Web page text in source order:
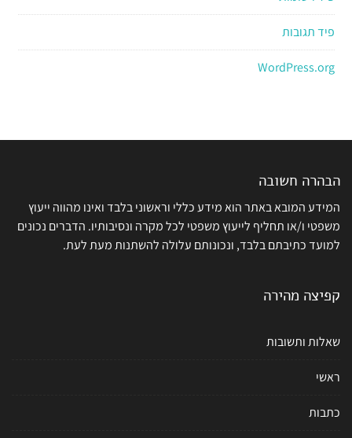
פיד תגובות
WordPress.org
הבהרה חשובה
המידע המובא באתר הוא מידע כללי וראשוני בלבד ואינו מהווה ייעוץ
משפטי ו/או תחליף לייעוץ משפטי לכל מקרה ונסיבותיו. הדברים נכונים
למועד כתיבתם בלבד, ונכונותם עלולה להשתנות מעת לעת.
קפיצה מהירה
שאלות ותשובות
ראשי
כתבות